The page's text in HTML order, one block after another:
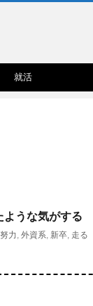
就活
ような気がする
努力, 外資系, 新卒, 走る